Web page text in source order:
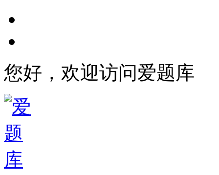
您好，欢迎访问爱题库